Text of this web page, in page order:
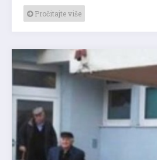
Pročitajte više